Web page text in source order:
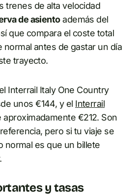
trenes de alta velocidad
de asientoademás del
que compara el coste total
normal antes de gastar un día
trayecto.
Interrail Italy One Country
unos €144, y el Interrail
aproximadamente €212. Son
pero si tu viaje se
normal es que un billete
y tasas